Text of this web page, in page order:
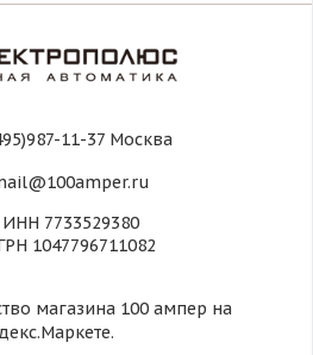
11-37 Москва
ИНН 7733529380
1047796711082